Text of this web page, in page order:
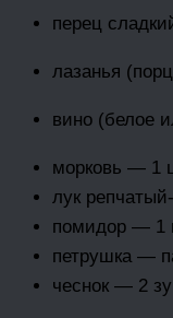
перец
лазанья
вино (белое
морковь — 1
лук
помидор — 1
петрушка —
чеснок — 2